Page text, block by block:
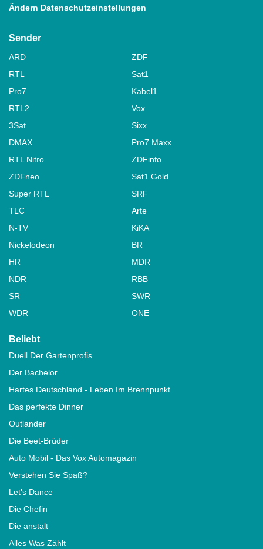
Ändern Datenschutzeinstellungen
Sender
ARD
ZDF
RTL
Sat1
Pro7
Kabel1
RTL2
Vox
3Sat
Sixx
DMAX
Pro7 Maxx
RTL Nitro
ZDFinfo
ZDFneo
Sat1 Gold
Super RTL
SRF
TLC
Arte
N-TV
KiKA
Nickelodeon
BR
HR
MDR
NDR
RBB
SR
SWR
WDR
ONE
Beliebt
Duell Der Gartenprofis
Der Bachelor
Hartes Deutschland - Leben Im Brennpunkt
Das perfekte Dinner
Outlander
Die Beet-Brüder
Auto Mobil - Das Vox Automagazin
Verstehen Sie Spaß?
Let's Dance
Die Chefin
Die anstalt
Alles Was Zählt